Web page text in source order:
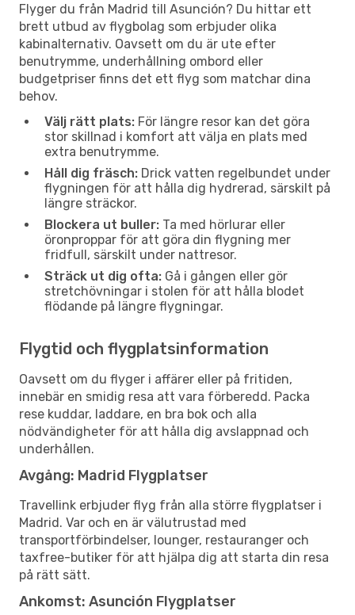
Flyger du från Madrid till Asunción? Du hittar ett
brett utbud av flygbolag som erbjuder olika
kabinalternativ. Oavsett om du är ute efter
benutrymme, underhållning ombord eller
budgetpriser finns det ett flyg som matchar dina
behov.
Välj rätt plats: För längre resor kan det göra
stor skillnad i komfort att välja en plats med
extra benutrymme.
Håll dig fräsch: Drick vatten regelbundet under
flygningen för att hålla dig hydrerad, särskilt på
längre sträckor.
Blockera ut buller: Ta med hörlurar eller
öronproppar för att göra din flygning mer
fridfull, särskilt under nattresor.
Sträck ut dig ofta: Gå i gången eller gör
stretchövningar i stolen för att hålla blodet
flödande på längre flygningar.
Flygtid och flygplatsinformation
Oavsett om du flyger i affärer eller på fritiden,
innebär en smidig resa att vara förberedd. Packa
rese kuddar, laddare, en bra bok och alla
nödvändigheter för att hålla dig avslappnad och
underhållen.
Avgång: Madrid Flygplatser
Travellink erbjuder flyg från alla större flygplatser i
Madrid. Var och en är välutrustad med
transportförbindelser, lounger, restauranger och
taxfree-butiker för att hjälpa dig att starta din resa
på rätt sätt.
Ankomst: Asunción Flygplatser